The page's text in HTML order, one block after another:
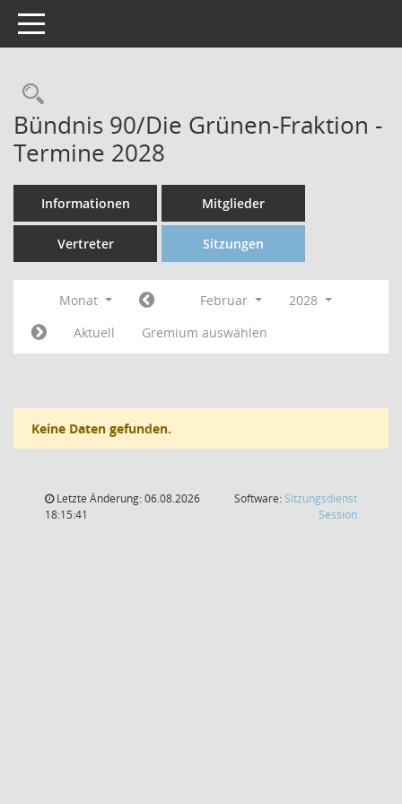
Toggle navigation
Bündnis 90/Die Grünen-Fraktion -
Termine 2028
Informationen Mitglieder
Vertreter Sitzungen
Monat Februar
2028
Aktuell
Gremium auswählen
Keine Daten gefunden.
Letzte Änderung: 06.08.2026
18:15:41
Software: Sitzungsdienst
Session(Wird in